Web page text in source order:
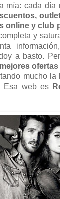
mía: cada día
online y club
y
a basto.
mucho la
Esa web es